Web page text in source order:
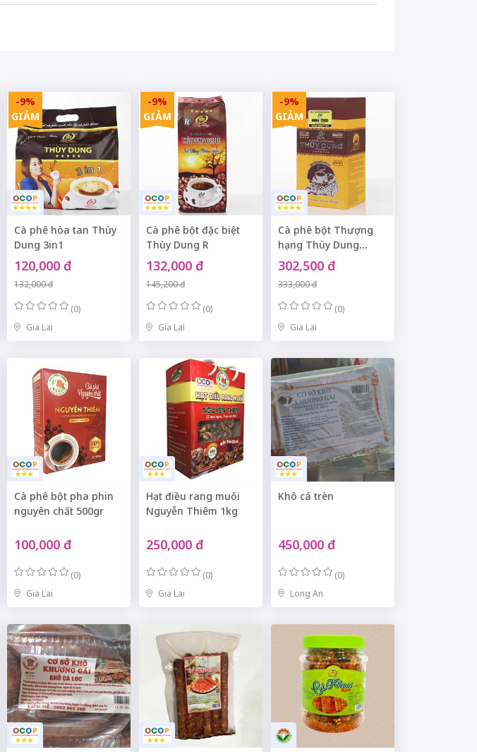
-9%
GIẢM
Cà phê hòa tan Thùy
Dung 3in1
120,000 đ
132,000 đ
(0)
Gia Lai
-9%
GIẢM
Cà phê bột đặc biệt
Thùy Dung R
132,000 đ
145,200 đ
(0)
Gia Lai
-9%
GIẢM
Cà phê bột Thượng
hạng Thùy Dung
TD:07
302,500 đ
333,000 đ
(0)
Gia Lai
Cà phê bột pha phin
nguyên chất 500gr
100,000 đ
(0)
Gia Lai
Hạt điều rang muối
Nguyễn Thiêm 1kg
250,000 đ
(0)
Gia Lai
Khô cá trèn
450,000 đ
(0)
Long An